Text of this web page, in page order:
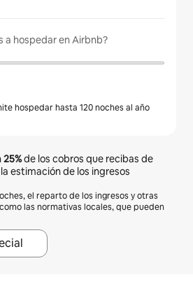
a hospedar en Airbnb?
hospedar hasta 120 noches al año
25%de los cobros que recibas de
estimación de los ingresos
el reparto de los ingresos y otras
las normativas locales, que pueden